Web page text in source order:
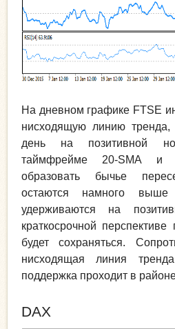
На дневном графике FTSE
нисходящую линию
день на позитивной
таймфрейме 20-SMA и
образовать бычье
остаются намного
удерживаются на
краткосрочной
будет сохраняться.
нисходящая линия
поддержка проходит в
DAX